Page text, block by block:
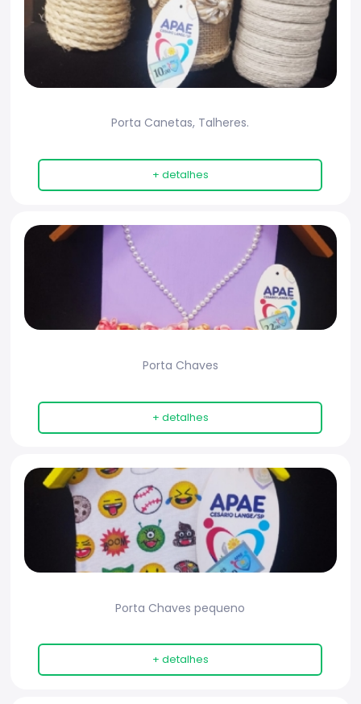
Porta Canetas, Talheres.
+ detalhes
Porta Chaves
+ detalhes
Porta Chaves pequeno
+ detalhes